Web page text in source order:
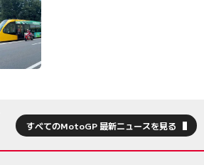
すべてのMotoGP 最新ニュースを見る